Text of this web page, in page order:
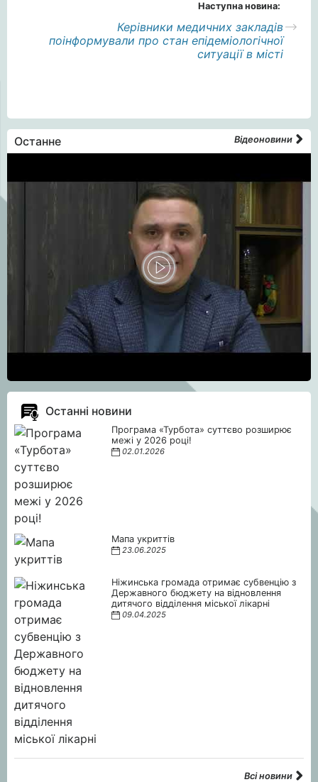
Наступна новина:
Керівники медичних закладів
поінформували про стан епідеміологічної
ситуації в місті
Останне Відеоновини
Останні новини
Програма «Турбота» суттєво розширює
межі у 2026 році!
02.01.2026
Мапа укриттів
23.06.2025
Ніжинська громада отримає субвенцію з
Державного бюджету на відновлення
дитячого відділення міської лікарні
09.04.2025
Всі новини